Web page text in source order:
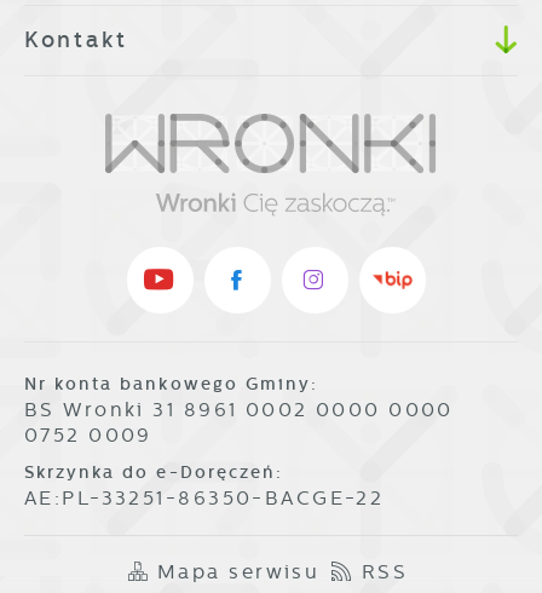
Kontakt
Nr konta bankowego Gminy:
BS Wronki 31 8961 0002 0000 0000
0752 0009
Skrzynka do e-Doręczeń:
AE:PL-33251-86350-BACGE-22
Mapa serwisu RSS